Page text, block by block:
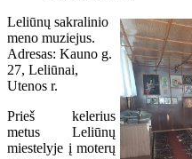
Leliūnų sakralinio
meno muziejus.
Adresas: Kauno g.
27, Leliūnai,
Utenos r.
Prieš kelerius
metus Leliūnų
miestelyje į moterų